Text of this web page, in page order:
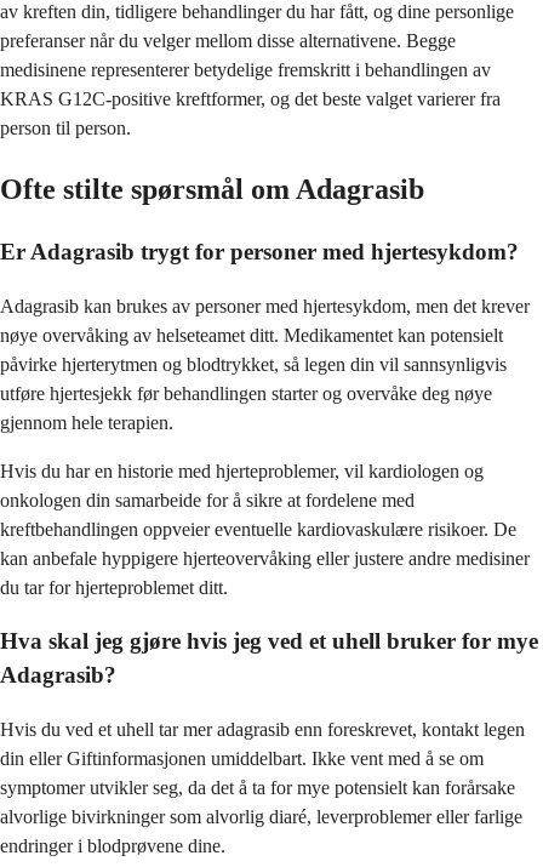
av kreften din, tidligere behandlinger du har fått, og dine personlige
preferanser når du velger mellom disse alternativene. Begge
medisinene representerer betydelige fremskritt i behandlingen av
KRAS G12C-positive kreftformer, og det beste valget varierer fra
person til person.
Ofte stilte spørsmål om Adagrasib
Er Adagrasib trygt for personer med hjertesykdom?
Adagrasib kan brukes av personer med hjertesykdom, men det krever
nøye overvåking av helseteamet ditt. Medikamentet kan potensielt
påvirke hjerterytmen og blodtrykket, så legen din vil sannsynligvis
utføre hjertesjekk før behandlingen starter og overvåke deg nøye
gjennom hele terapien.
Hvis du har en historie med hjerteproblemer, vil kardiologen og
onkologen din samarbeide for å sikre at fordelene med
kreftbehandlingen oppveier eventuelle kardiovaskulære risikoer. De
kan anbefale hyppigere hjerteovervåking eller justere andre medisiner
du tar for hjerteproblemet ditt.
Hva skal jeg gjøre hvis jeg ved et uhell bruker for mye
Adagrasib?
Hvis du ved et uhell tar mer adagrasib enn foreskrevet, kontakt legen
din eller Giftinformasjonen umiddelbart. Ikke vent med å se om
symptomer utvikler seg, da det å ta for mye potensielt kan forårsake
alvorlige bivirkninger som alvorlig diaré, leverproblemer eller farlige
endringer i blodprøvene dine.